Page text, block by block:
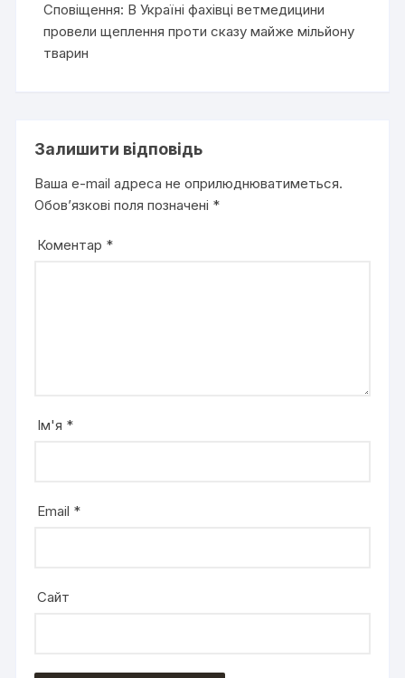
Сповіщення: В Україні фахівці ветмедицини
провели щеплення проти сказу майже мільйону
тварин
Залишити відповідь
Ваша e-mail адреса не оприлюднюватиметься.
Обов’язкові поля позначені *
Коментар *
Ім'я *
Email *
Сайт